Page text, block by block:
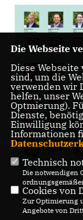
Die Webseite
Diese
sind, um die
verwenden wir
helfen, unser
Optmierung).
Dienste,
Einwilligung
Informationen
Technisch
Die notwendigen
Cookies von
Zur Optimierung
Angebote von